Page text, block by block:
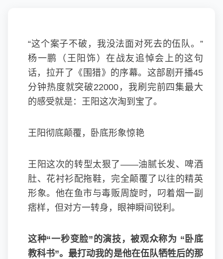
“这个案子不破，我没法面对死去的伍队。”
杨一鹏（王阳饰）在战友追悼会上的这句
话，拉开了《围猎》的序幕。这部剧开播45
分钟热度就突破22000，我刷完前四集最大
的感受就是：王阳这次淘到宝了。
王阳彻底颠覆，卧底形象惊艳
王阳这次的转型太狠了——油腻长发、啤酒
肚、花衬衫配拖鞋，完全颠覆了以往的精英
形象。他在鱼市与毒贩周旋时，叼着烟一副
痞样，但对方一转身，眼神瞬间锐利。
这种“一秒变脸”的演技，被观众称为 “卧底
教科书”。最打动我的是他在伍队牺牲后的那